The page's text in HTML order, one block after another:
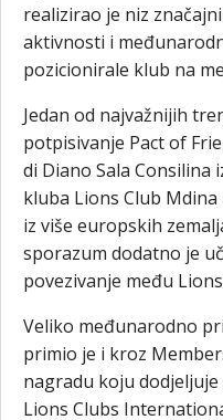
realizirao je niz
aktivnosti i
pozicionirale klub na
Jedan od najvažnijih
potpisivanje Pact of
di Diano Sala
kluba Lions Club
iz više europskih
sporazum dodatno je
povezivanje među
Veliko međunarodno
primio je i kroz
nagradu koju
Lions Clubs